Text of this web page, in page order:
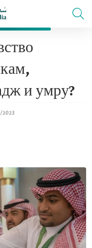
и умру?
2023